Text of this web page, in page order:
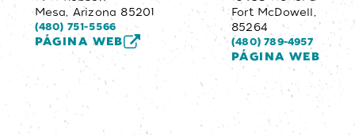
Mesa, Arizona 85201
(480) 751-5566
PÁGINA WEB
Fort McDowell,
85264
(480) 789-4957
PÁGINA WEB